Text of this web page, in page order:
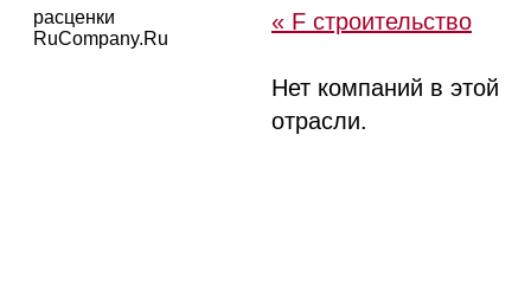
расценки
RuCompany.Ru
« F строительство
Нет компаний в этой
отрасли.